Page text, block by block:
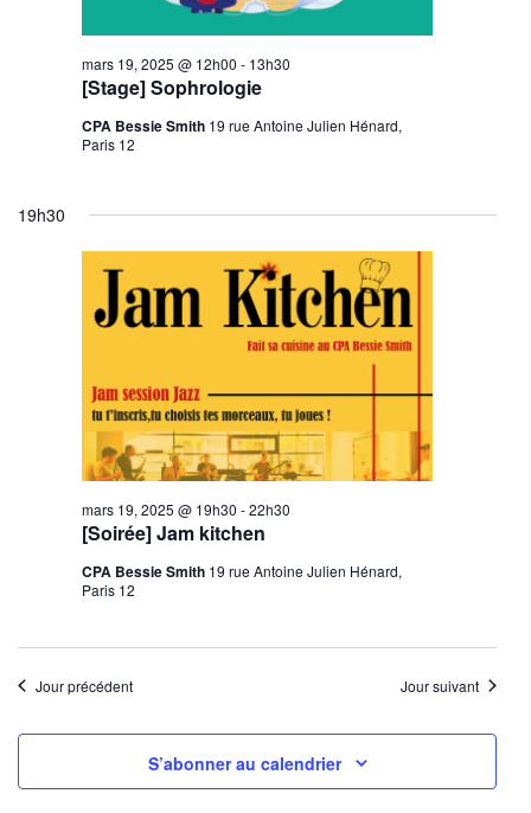
[Stage] Sophrologie
mars 19, 2025 @ 12h00 - 13h30
CPA Bessie Smith 19 rue Antoine Julien Hénard,
Paris 12
19h30
[Soirée] Jam kitchen
mars 19, 2025 @ 19h30 -22h30
CPA Bessie Smith 19 rue Antoine Julien Hénard,
Paris 12
Jour précédent Jour suivant
S’abonner au calendrier